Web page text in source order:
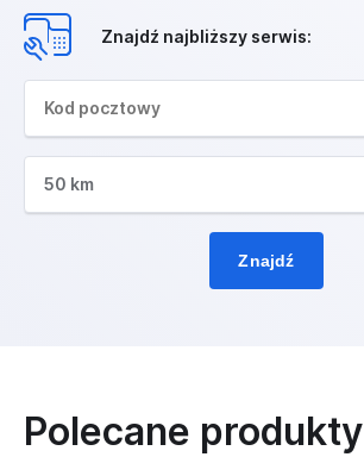
Znajdź najbliższy serwis:
50 km
Znajdź
Polecane produkty